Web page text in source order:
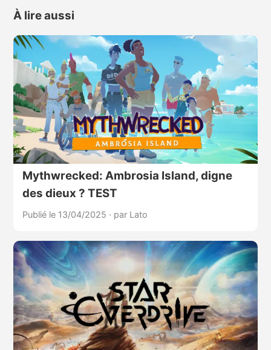
À lire aussi
Mythwrecked: Ambrosia Island, digne
des dieux ? TEST
Publié le 13/04/2025 · par Lato